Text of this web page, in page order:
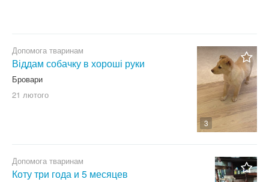
3
Допомога тваринам
Віддам собачку в хороші руки
Бровари
21 лютого
Допомога тваринам
Коту три года и 5 месяцев